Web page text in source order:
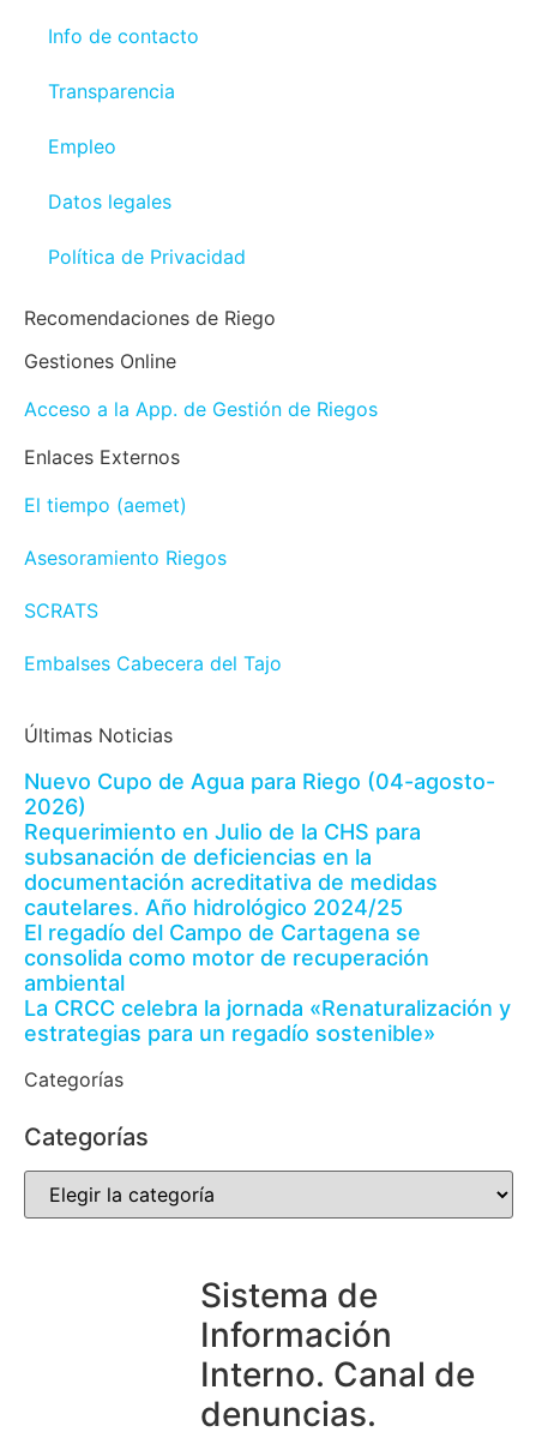
Info de contacto
Transparencia
Empleo
Datos legales
Política de Privacidad
Recomendaciones de Riego
Gestiones Online
Acceso a la App. de Gestión de Riegos
Enlaces Externos
El tiempo (aemet)
Asesoramiento Riegos
SCRATS
Embalses Cabecera del Tajo
Últimas Noticias
Nuevo Cupo de Agua para Riego (04-agosto-
2026)
Requerimiento en Julio de la CHS para
subsanación de deficiencias en la
documentación acreditativa de medidas
cautelares. Año hidrológico 2024/25
El regadío del Campo de Cartagena se
consolida como motor de recuperación
ambiental
La CRCC celebra la jornada «Renaturalización y
estrategias para un regadío sostenible»
Categorías
Categorías
Sistema de
Información
Interno. Canal de
denuncias.